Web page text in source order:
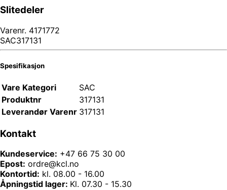
Slitedeler
Varenr. 4171772
SAC317131
Spesifikasjon
Vare Kategori
SAC
Produktnr
317131
Leverandør Varenr 317131
Kontakt
Kundeservice: +47 66 75 30 00
Epost: ordre@kcl.no
Kontortid: kl. 08.00 - 16.00
Åpningstid lager: Kl. 07.30 - 15.30